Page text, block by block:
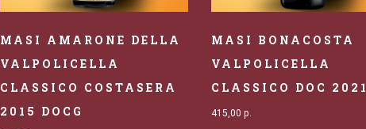
MASI AMARONE DELLA
VALPOLICELLA
CLASSICO COSTASERA
2015 DOCG
MASI BONACOSTA
VALPOLICELLA
CLASSICO DOC 2021
415,00р.